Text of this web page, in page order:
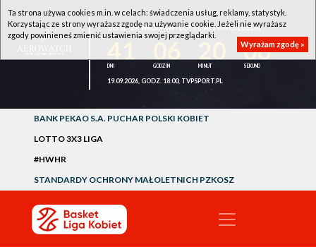
1KS ŚLĘZA WROCŁAW - LOTTO AZS UMCS LUBLIN
06
19.09.2026, GODZ. 18:00, TVPSPORT.PL
BANK PEKAO S.A. PUCHAR POLSKI KOBIET
LOTTO 3X3 LIGA
#HWHR
STANDARDY OCHRONY MAŁOLETNICH PZKOSZ
Ta strona używa cookies m.in. w celach: świadczenia usług, reklamy, statystyk.
Korzystając ze strony wyrażasz zgodę na używanie cookie. Jeżeli nie wyrażasz
zgody powinieneś zmienić ustawienia swojej przeglądarki.
Wyrażam zgodę »